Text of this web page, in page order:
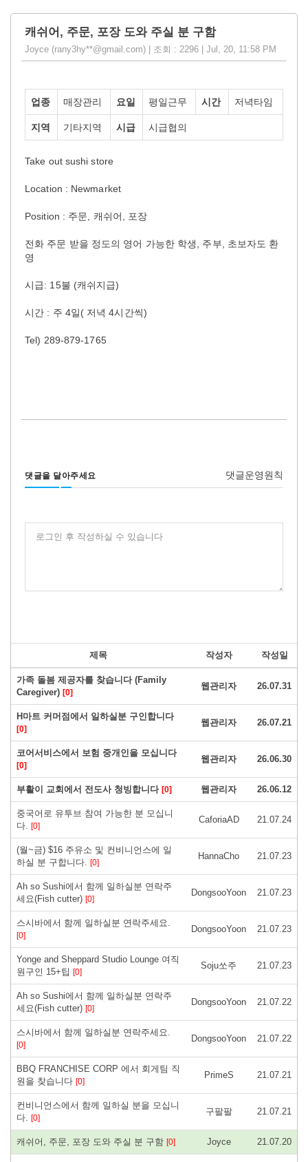
캐쉬어, 주문, 포장 도와 주실 분 구함
Joyce (rany3hy**@gmail.com) | 조회 : 2296 | Jul, 20, 11:58 PM
업종 매장관리 요일 평일근무 시간 저녁타임
지역 기타지역 시급 시급협의
Take out sushi store
Location : Newmarket
Position : 주문, 캐쉬어, 포장
전화 주문 받을 정도의 영어 가능한 학생, 주부, 초보자도 환
영
시급: 15불 (캐쉬지급)
시간 : 주 4일( 저녁 4시간씩)
Tel) 289-879-1765
댓글을 달아주세요 댓글운영원칙
로그인 후 작성하실 수 있습니다
제목 작성자 작성일
가족 돌봄 제공자를 찾습니다 (Family
Caregiver) [0]
웹관리자 26.07.31
H마트 커머점에서 일하실분 구인합니다
[0]
웹관리자 26.07.21
코어서비스에서 보험 중개인을 모십니다
[0]
웹관리자 26.06.30
부활이 교회에서 전도사 청빙합니다 [0] 웹관리자 26.06.12
중국어로 유투브 참여 가능한 분 모십니
다. [0]
CaforiaAD 21.07.24
(월~금) $16 주유소 및 컨비니언스에 일
하실 분 구합니다. [0]
HannaCho 21.07.23
Ah so Sushi에서 함께 일하실분 연락주
세요(Fish cutter) [0]
DongsooYoon 21.07.23
스시바에서 함께 일하실분 연락주세요.
[0]
DongsooYoon 21.07.23
Yonge and Sheppard Studio Lounge 여직
원구인 15+팁 [0]
Soju쏘주 21.07.23
Ah so Sushi에서 함께 일하실분 연락주
세요(Fish cutter) [0]
DongsooYoon 21.07.22
스시바에서 함께 일하실분 연락주세요.
[0]
DongsooYoon 21.07.22
BBQ FRANCHISE CORP 에서 회게팀 직
원을 찾습니다 [0]
PrimeS 21.07.21
컨비니언스에서 함께 일하실 분을 모십니
다. [0]
구팔팔 21.07.21
캐쉬어, 주문, 포장 도와 주실 분 구함 [0] Joyce 21.07.20